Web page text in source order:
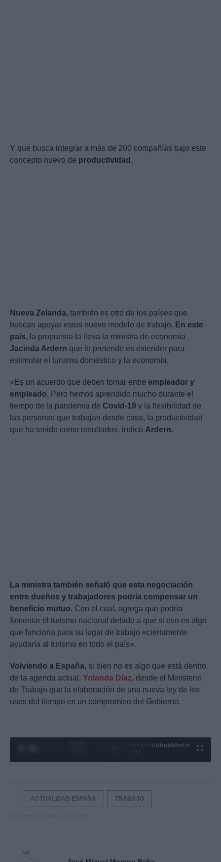
Y que busca integrar a más de 200 compañías bajo este
concepto nuevo de productividad.
Nueva Zelanda, también es otro de los países que
buscan apoyar estos nuevo modelo de trabajo. En este
país, la propuesta la lleva la ministra de economía
Jacinda Ardern que lo pretende es extender para
estimular el turismo doméstico y la economía.
«Es un acuerdo que deben tomar entre empleador y
empleado. Pero hemos aprendido mucho durante el
tiempo de la pandemia de Covid-19 y la flexibilidad de
las personas que trabajan desde casa, la productividad
que ha tenido como resultado», indicó Ardern.
La ministra también señaló que esta negociación
entre dueños y trabajadores podría compensar un
beneficio mutuo. Con el cual, agrega que podría
fomentar el turismo nacional debido a que si eso es algo
que funciona para su lugar de trabajo «ciertamente
ayudaría al turismo en todo el país».
Volviendo a España, si bien no es algo que está dentro
de la agenda actual. Yolanda Díaz, desde el Ministerio
de Trabajo que la elaboración de una nueva ley de los
usos del tiempo es un compromiso del Gobierno.
Ad hubMedia
ACTUALIDAD ESPAÑA TRABAJO